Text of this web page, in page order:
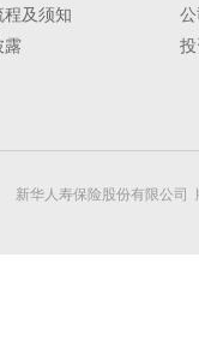
及须知
露
新华人寿保险股份有限公